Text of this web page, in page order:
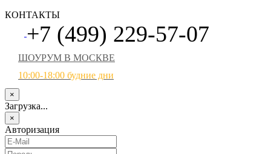
КОНТАКТЫ
+7 (499) 229-57-07
ШОУРУМ В МОСКВЕ
10:00-18:00 будние дни
×
Загрузка...
×
Авторизация